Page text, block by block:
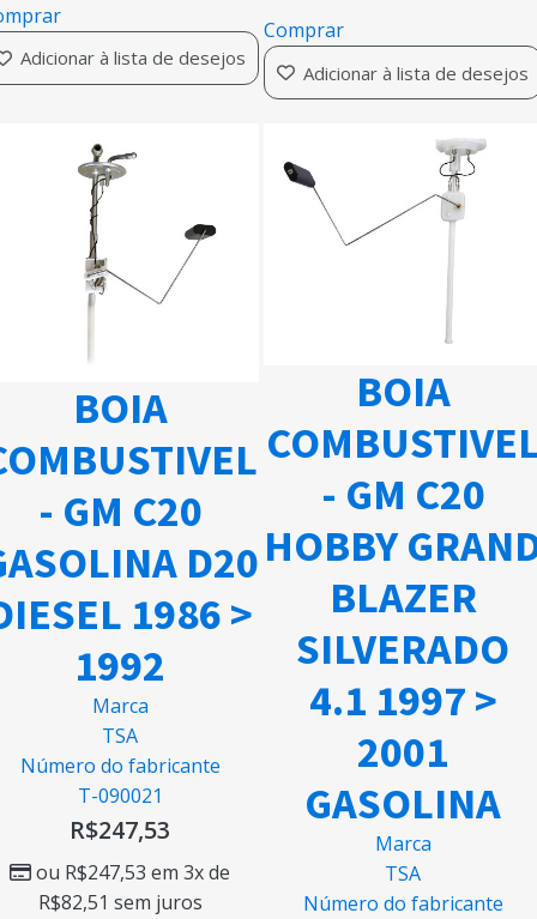
Adicionar à lista de desejos
Comprar
Adicionar à lista de desejos
BOIA
- GM C20
D20
1986 >
1992
Marca
TSA
Número do fabricante
T-090021
R$247,53
ou R$247,53 em 3x de
R$82,51 sem juros
BOIA
- GM C20
HOBBY
BLAZER
SILVERADO
4.1 1997 >
2001
GASOLINA
Marca
TSA
Número do fabricante